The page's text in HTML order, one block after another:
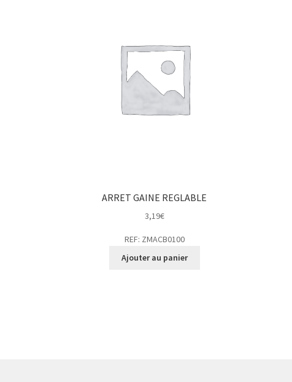
ARRET GAINE REGLABLE
3,19€
REF: ZMACB0100
Ajouter au panier